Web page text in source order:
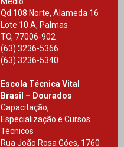
Qd.108 Norte, Alameda 16
Lote 10 A, Palmas
TO, 77006-902
(63) 3236-5366
(63) 3236-5340
Escola Técnica Vital
Brasil – Dourados
Capacitação,
Especialização e Cursos
Técnicos
Rua João Rosa Góes, 1760